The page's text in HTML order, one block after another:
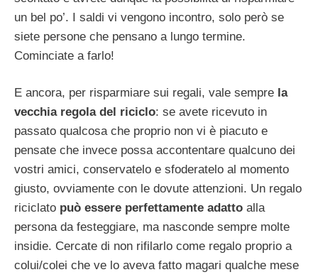
un bel po’. I saldi vi vengono incontro, solo però se
siete persone che pensano a lungo termine.
Cominciate a farlo!
E ancora, per risparmiare sui regali, vale sempre la
vecchia regola del riciclo: se avete ricevuto in
passato qualcosa che proprio non vi è piacuto e
pensate che invece possa accontentare qualcuno dei
vostri amici, conservatelo e sfoderatelo al momento
giusto, ovviamente con le dovute attenzioni. Un regalo
riciclato può essere perfettamente adatto alla
persona da festeggiare, ma nasconde sempre molte
insidie. Cercate di non rifilarlo come regalo proprio a
colui/colei che ve lo aveva fatto magari qualche mese